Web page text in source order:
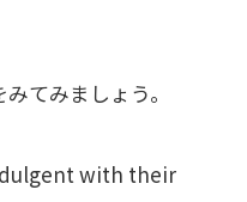
てみましょう。
with their